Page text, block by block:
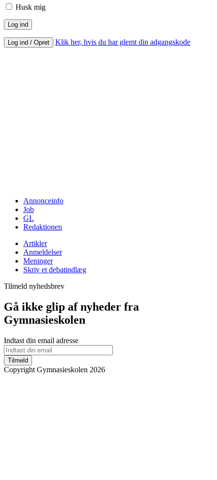
Husk mig
Log ind / Opret Klik her, hvis du har glemt din adgangskode
Annonceinfo
Job
GL
Redaktionen
Artikler
Anmeldelser
Meninger
Skriv et debatindlæg
Tilmeld nyhedsbrev
Gå ikke glip af nyheder fra
Gymnasieskolen
Indtast din email adresse
Tilmeld
Copyright Gymnasieskolen 2026